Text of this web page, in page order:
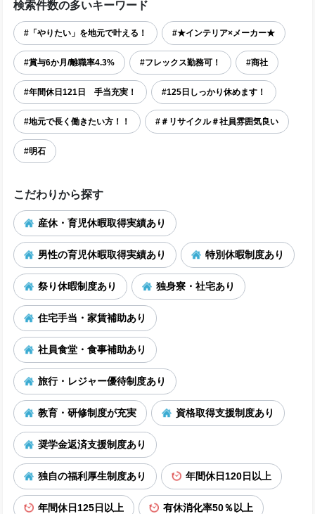
検索件数の多いキーワード
#「やりたい」を地元で叶える！ #★インテリア×メーカー★
#賞与6か月/離職率4.3% #フレックス勤務可！ #商社
#年間休日121日 手当充実！ #125日しっかり休めます！
#地元で長く働きたい方！！ #＃リサイクル＃社員雰囲気良い
#明石
こだわりから探す
産休・育児休暇取得実績あり
男性の育児休暇取得実績あり 特別休暇制度あり
祭り休暇制度あり 独身寮・社宅あり
住宅手当・家賃補助あり
社員食堂・食事補助あり
旅行・レジャー優待制度あり
教育・研修制度が充実 資格取得支援制度あり
奨学金返済支援制度あり
独自の福利厚生制度あり 年間休日120日以上
年間休日125日以上 有休消化率50％以上